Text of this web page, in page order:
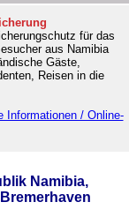
für das
aus Namibia
Gäste,
Reisen in die
Informationen / Online-
Namibia,